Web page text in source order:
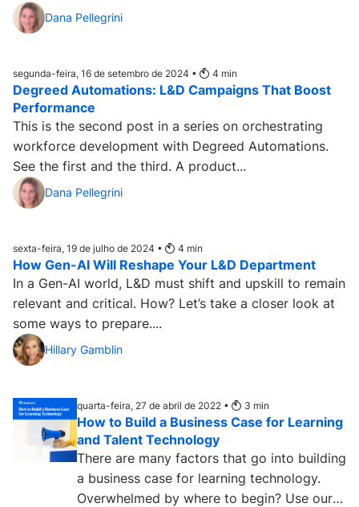
Dana Pellegrini
segunda-feira, 16 de setembro de 2024 • 4 min
Degreed Automations: L&D Campaigns That Boost
Performance
This is the second post in a series on orchestrating
workforce development with Degreed Automations.
See the first and the third. A product...
Dana Pellegrini
sexta-feira, 19 de julho de 2024 • 4 min
How Gen-AI Will Reshape Your L&D Department
In a Gen-AI world, L&D must shift and upskill to remain
relevant and critical. How? Let’s take a closer look at
some ways to prepare....
Hillary Gamblin
quarta-feira, 27 de abril de 2022 • 3 min
How to Build a Business Case for Learning
and Talent Technology
There are many factors that go into building
a business case for learning technology.
Overwhelmed by where to begin? Use our